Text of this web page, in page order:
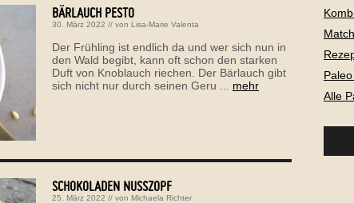
BÄRLAUCH PESTO
30. März 2022 // von Lisa-Marie Valenta
Der Frühling ist endlich da und wer sich nun in
den Wald begibt, kann oft schon den starken
Duft von Knoblauch riechen. Der Bärlauch gibt
sich nicht nur durch seinen Geru ... mehr
SCHOKOLADEN NUSSZOPF
25. März 2022 // von Michaela Richter
Alle